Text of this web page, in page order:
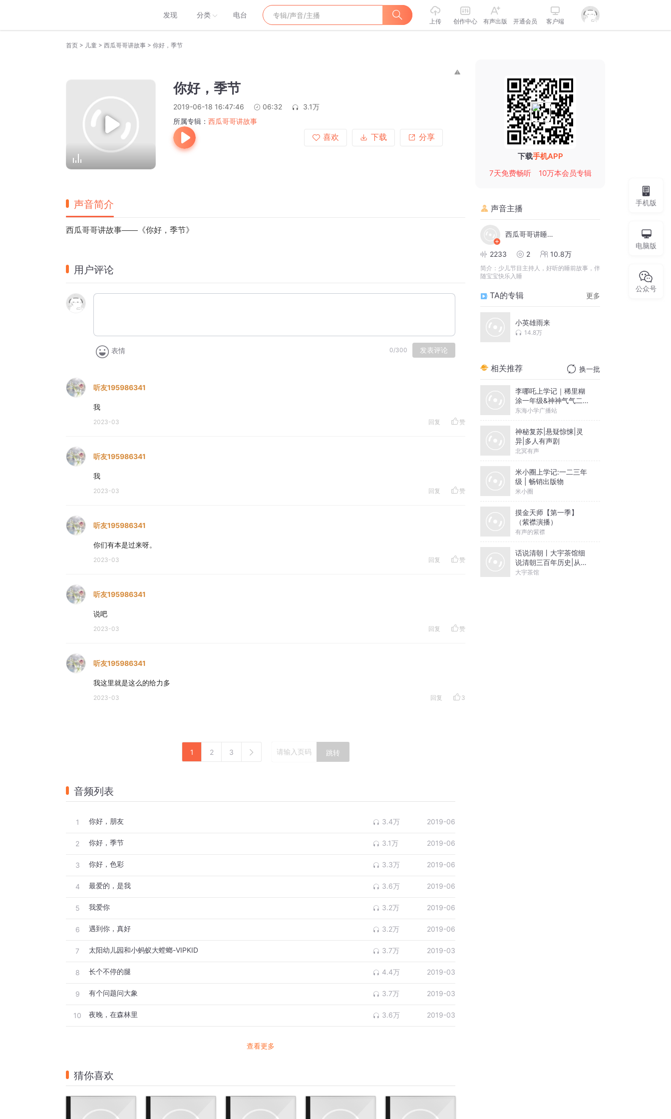
发现 分类 电台
上传 创作中心 有声出版 开通会员 客户端
首页 > 儿童 > 西瓜哥哥讲故事 > 你好，季节
你好，季节
2019-06-18 16:47:46 06:32
3.1万
所属专辑： 西瓜哥哥讲故事
喜欢
下载 分享
声音简介
西瓜哥哥讲故事——《你好，季节》
用户评论
表情 0/300 发表评论
听友195986341
我
2023-03 回复 赞
听友195986341
我
2023-03 回复 赞
听友195986341
你们有本是过来呀。
2023-03 回复 赞
听友195986341
说吧
2023-03 回复 赞
听友195986341
我这里就是这么的给力多
2023-03 回复 3
1 2 3 跳转
音频列表
1 你好，朋友 3.4万 2019-06
2 你好，季节 3.1万 2019-06
3 你好，色彩 3.3万 2019-06
4 最爱的，是我 3.6万 2019-06
5 我爱你 3.2万 2019-06
6 遇到你，真好 3.2万 2019-06
7 太阳幼儿园和小蚂蚁大螳螂-VIPKID 3.7万 2019-03
8 长个不停的腿 4.4万 2019-03
9 有个问题问大象 3.7万 2019-03
10 夜晚，在森林里 3.6万 2019-03
查看更多
猜你喜欢
下载手机APP
7天免费畅听
10万本会员专辑
声音主播
西瓜哥哥讲睡前故事
2233 2 10.8万
简介： 少儿节目主持人，好听的睡前故事，伴
随宝宝快乐入睡
TA的专辑 更多
小英雄雨来
14.8万
相关推荐 换一批
李哪吒上学记｜稀里糊
涂一年级&神神气气二年
级
东海小学广播站
神秘复苏|悬疑惊悚|灵
异|多人有声剧
北冥有声
米小圈上学记:一二三年
级 | 畅销出版物
米小圈
摸金天师【第一季】
（紫襟演播）
有声的紫襟
话说清朝丨大宇茶馆细
说清朝三百年历史|从努
尔哈赤到末代皇帝溥仪|
大宇茶馆
手机版
电脑版
公众号